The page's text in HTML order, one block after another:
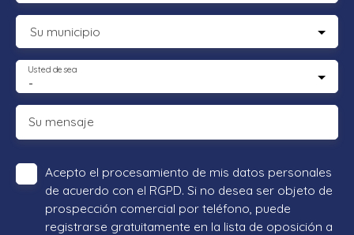
Su municipio
-
Usted desea
Su mensaje
Acepto el procesamiento de mis datos personales
de acuerdo con el RGPD. Si no desea ser objeto de
prospección comercial por teléfono, puede
registrarse gratuitamente en la lista de oposición a